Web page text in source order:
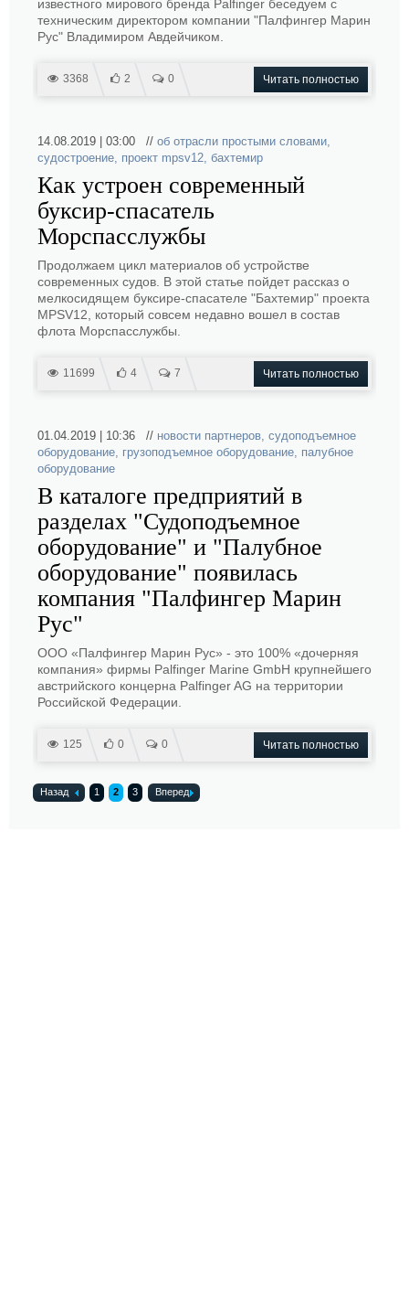
известного мирового бренда Palfinger беседуем с
техническим директором компании "Палфингер Марин
Рус" Владимиром Авдейчиком.
3368 2 0 Читать полностью
14.08.2019 | 03:00 // об отрасли простыми словами,
судостроение, проект mpsv12, бахтемир
Как устроен современный
буксир-спасатель
Морспасслужбы
Продолжаем цикл материалов об устройстве
современных судов. В этой статье пойдет рассказ о
мелкосидящем буксире-спасателе "Бахтемир" проекта
MPSV12, который совсем недавно вошел в состав
флота Морспасслужбы.
11699 4 7 Читать полностью
01.04.2019 | 10:36 // новости партнеров, судоподъемное
оборудование, грузоподъемное оборудование, палубное
оборудование
В каталоге предприятий в
разделах "Судоподъемное
оборудование" и "Палубное
оборудование" появилась
компания "Палфингер Марин
Рус"
ООО «Палфингер Марин Рус» - это 100% «дочерняя
компания» фирмы Palfinger Marine GmbH крупнейшего
австрийского концерна Palfinger AG на территории
Российской Федерации.
125 0 0 Читать полностью
Назад 1 2 3 Вперед